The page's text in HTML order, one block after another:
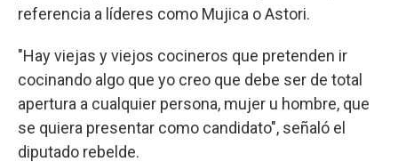
referencia a líderes como Mujica o Astori.
"Hay viejas y viejos cocineros que pretenden ir
cocinando algo que yo creo que debe ser de total
apertura a cualquier persona, mujer u hombre, que
se quiera presentar como candidato", señaló el
diputado rebelde.